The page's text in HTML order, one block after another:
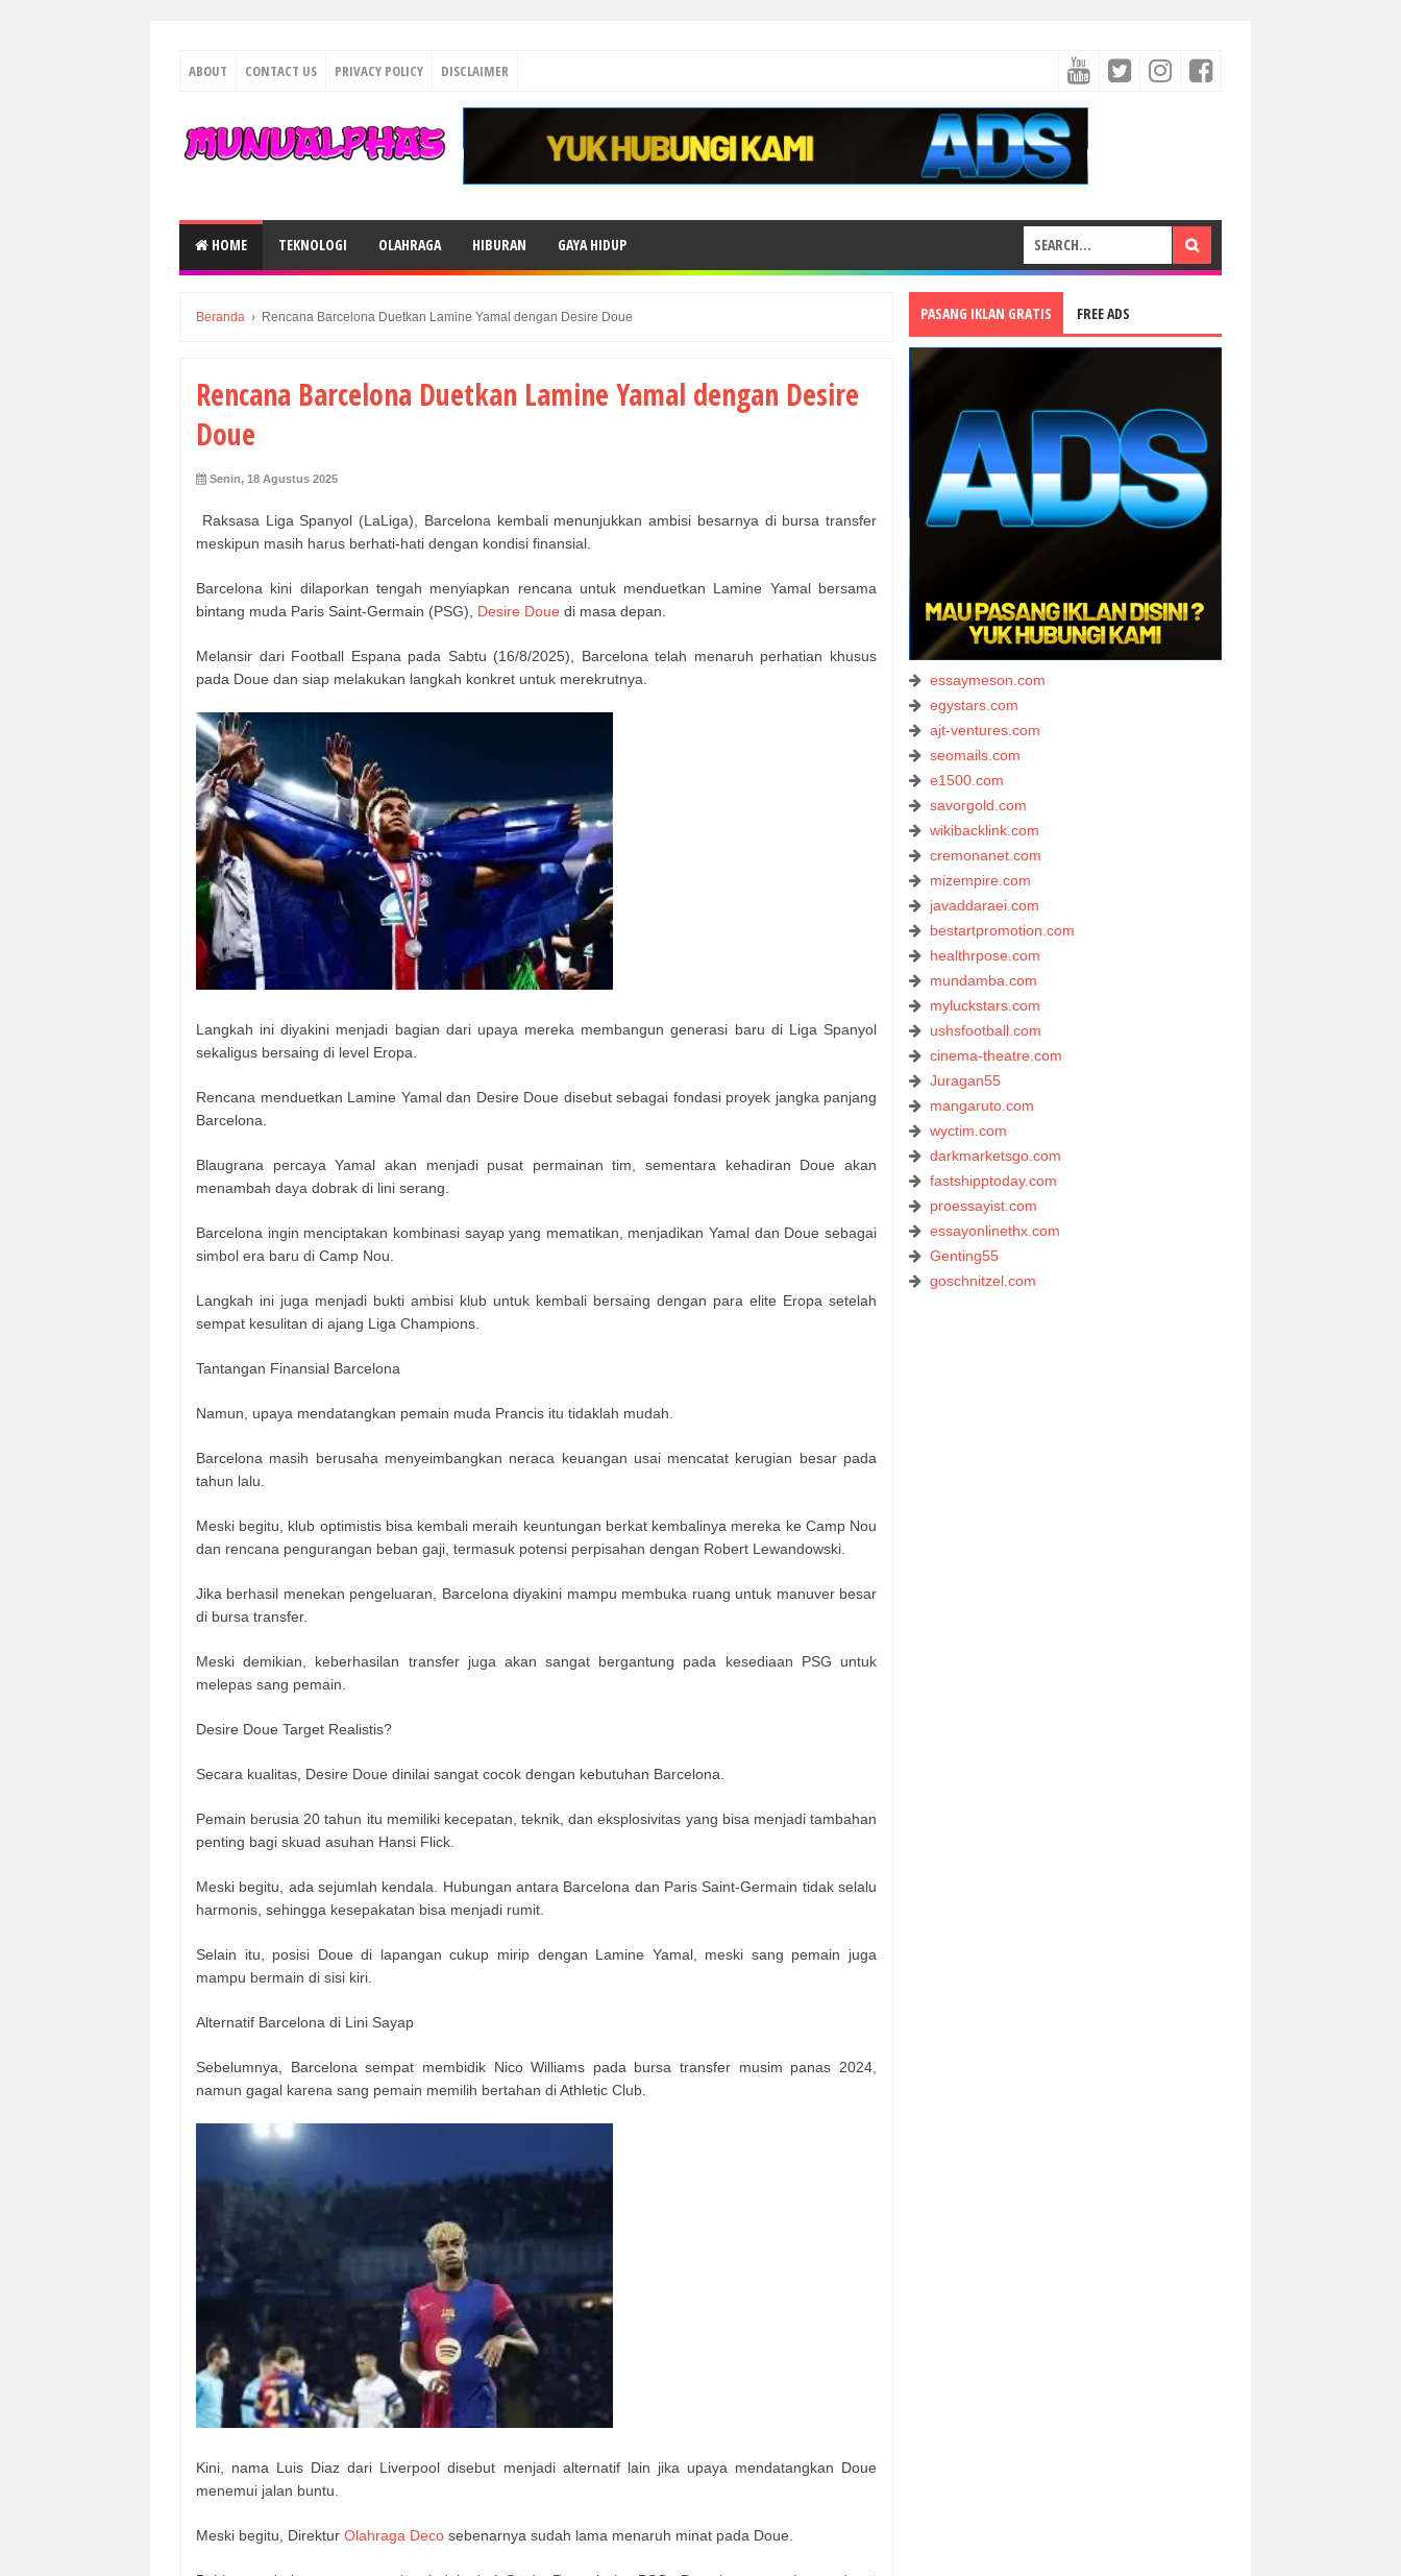
ABOUT CONTACT US PRIVACY POLICY DISCLAIMER
HOME TEKNOLOGI OLAHRAGA HIBURAN GAYA HIDUP
Beranda › Rencana Barcelona Duetkan Lamine Yamal dengan Desire Doue
Rencana Barcelona Duetkan Lamine Yamal dengan Desire
Doue
Senin, 18 Agustus 2025
Raksasa Liga Spanyol (LaLiga), Barcelona kembali menunjukkan ambisi besarnya di bursa transfer
meskipun masih harus berhati-hati dengan kondisi finansial.
Barcelona kini dilaporkan tengah menyiapkan rencana untuk menduetkan Lamine Yamal bersama
bintang muda Paris Saint-Germain (PSG), Desire Doue di masa depan.
Melansir dari Football Espana pada Sabtu (16/8/2025), Barcelona telah menaruh perhatian khusus
pada Doue dan siap melakukan langkah konkret untuk merekrutnya.
Langkah ini diyakini menjadi bagian dari upaya mereka membangun generasi baru di Liga Spanyol
sekaligus bersaing di level Eropa.
Rencana menduetkan Lamine Yamal dan Desire Doue disebut sebagai fondasi proyek jangka panjang
Barcelona.
Blaugrana percaya Yamal akan menjadi pusat permainan tim, sementara kehadiran Doue akan
menambah daya dobrak di lini serang.
Barcelona ingin menciptakan kombinasi sayap yang mematikan, menjadikan Yamal dan Doue sebagai
simbol era baru di Camp Nou.
Langkah ini juga menjadi bukti ambisi klub untuk kembali bersaing dengan para elite Eropa setelah
sempat kesulitan di ajang Liga Champions.
Tantangan Finansial Barcelona
Namun, upaya mendatangkan pemain muda Prancis itu tidaklah mudah.
Barcelona masih berusaha menyeimbangkan neraca keuangan usai mencatat kerugian besar pada
tahun lalu.
Meski begitu, klub optimistis bisa kembali meraih keuntungan berkat kembalinya mereka ke Camp Nou
dan rencana pengurangan beban gaji, termasuk potensi perpisahan dengan Robert Lewandowski.
Jika berhasil menekan pengeluaran, Barcelona diyakini mampu membuka ruang untuk manuver besar
di bursa transfer.
Meski demikian, keberhasilan transfer juga akan sangat bergantung pada kesediaan PSG untuk
melepas sang pemain.
Desire Doue Target Realistis?
Secara kualitas, Desire Doue dinilai sangat cocok dengan kebutuhan Barcelona.
Pemain berusia 20 tahun itu memiliki kecepatan, teknik, dan eksplosivitas yang bisa menjadi tambahan
penting bagi skuad asuhan Hansi Flick.
Meski begitu, ada sejumlah kendala. Hubungan antara Barcelona dan Paris Saint-Germain tidak selalu
harmonis, sehingga kesepakatan bisa menjadi rumit.
Selain itu, posisi Doue di lapangan cukup mirip dengan Lamine Yamal, meski sang pemain juga
mampu bermain di sisi kiri.
Alternatif Barcelona di Lini Sayap
Sebelumnya, Barcelona sempat membidik Nico Williams pada bursa transfer musim panas 2024,
namun gagal karena sang pemain memilih bertahan di Athletic Club.
Kini, nama Luis Diaz dari Liverpool disebut menjadi alternatif lain jika upaya mendatangkan Doue
menemui jalan buntu.
Meski begitu, Direktur Olahraga Deco sebenarnya sudah lama menaruh minat pada Doue.
PASANG IKLAN GRATIS FREE ADS
essaymeson.com
egystars.com
ajt-ventures.com
seomails.com
e1500.com
savorgold.com
wikibacklink.com
cremonanet.com
mizempire.com
javaddaraei.com
bestartpromotion.com
healthrpose.com
mundamba.com
myluckstars.com
ushsfootball.com
cinema-theatre.com
Juragan55
mangaruto.com
wyctim.com
darkmarketsgo.com
fastshipptoday.com
proessayist.com
essayonlinethx.com
Genting55
goschnitzel.com